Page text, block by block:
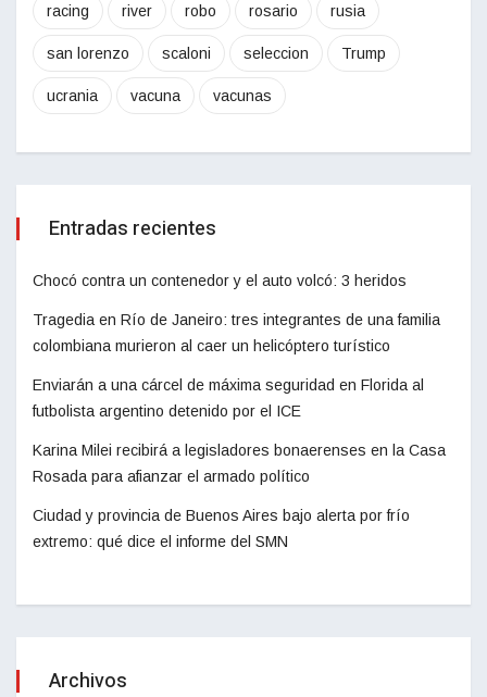
racing river robo rosario rusia
san lorenzo scaloni seleccion Trump
ucrania vacuna vacunas
Entradas recientes
Chocó contra un contenedor y el auto volcó: 3 heridos
Tragedia en Río de Janeiro: tres integrantes de una familia
colombiana murieron al caer un helicóptero turístico
Enviarán a una cárcel de máxima seguridad en Florida al
futbolista argentino detenido por el ICE
Karina Milei recibirá a legisladores bonaerenses en la Casa
Rosada para afianzar el armado político
Ciudad y provincia de Buenos Aires bajo alerta por frío
extremo: qué dice el informe del SMN
Archivos